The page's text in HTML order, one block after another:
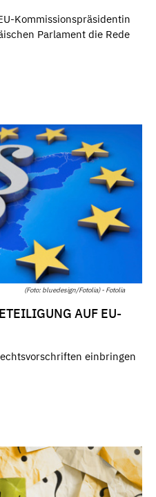
Kommissionspräsidentin
Parlament die Rede
(Foto: bluedesign/Fotolia) - Fotolia
AUF EU-
einbringen